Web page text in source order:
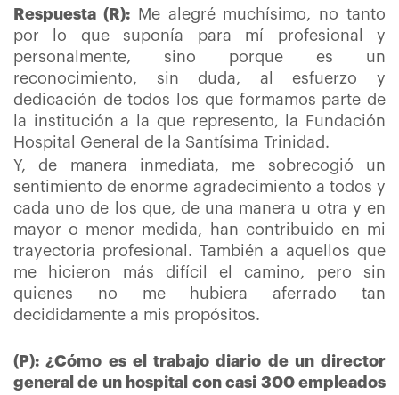
Respuesta (R):Me alegré muchísimo, no tanto
por lo que suponía para mí profesional y
personalmente, sino porque es un
reconocimiento, sin duda, al esfuerzo y
dedicación de todos los que formamos parte de
la institución a la que represento, la Fundación
Hospital General de la Santísima Trinidad.
Y, de manera inmediata, me sobrecogió un
sentimiento de enorme agradecimiento a todos y
cada uno de los que, de una manera u otra y en
mayor o menor medida, han contribuido en mi
trayectoria profesional. También a aquellos que
me hicieron más difícil el camino, pero sin
quienes no me hubiera aferrado tan
decididamente a mis propósitos.
(P): ¿Cómo es el trabajo diario de un director
general de un hospital con casi 300 empleados